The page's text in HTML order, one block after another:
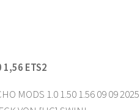
1,56 ETS2
MODS 1.0 1.50 1.56 09 09 2025